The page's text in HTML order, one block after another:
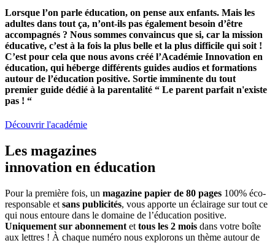
Lorsque l’on parle éducation, on pense aux enfants. Mais les
adultes dans tout ça, n’ont-ils pas également besoin d’être
accompagnés ? Nous sommes convaincus que si, car la mission
éducative, c’est à la fois la plus belle et la plus difficile qui soit !
C’est pour cela que nous avons créé l’Académie Innovation en
éducation, qui héberge différents guides audios et formations
autour de l’éducation positive. Sortie imminente du tout
premier guide dédié à la parentalité “ Le parent parfait n'existe
pas ! “
Découvrir l'académie
Les magazines
innovation en éducation
Pour la première fois, un magazine papier de 80 pages 100% éco-
responsable et sans publicités, vous apporte un éclairage sur tout ce
qui nous entoure dans le domaine de l’éducation positive.
Uniquement sur abonnement et tous les 2 mois dans votre boîte
aux lettres ! À chaque numéro nous explorons un thème autour de